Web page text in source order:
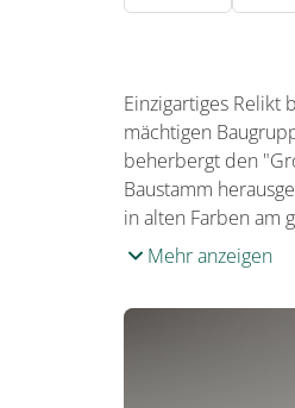
Einzigartiges Relikt
mächtigen
beherbergt den
Baustamm
in alten Farben am
Mehr anzeigen